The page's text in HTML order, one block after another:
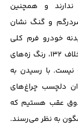
و همچنین
و گنگ نشان
خودرو فرم کلی
گلگیر‌ها را ترسیم می‌کنند. البته در تیبا بر خلاف 132، رنگ زه‌های
با رسیدن به
دلچسب چراغ‌های
عقب هستیم که
به نظر می‌رسند.